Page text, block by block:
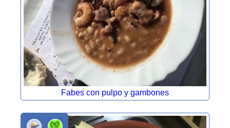
Fabes con pulpo y gambones